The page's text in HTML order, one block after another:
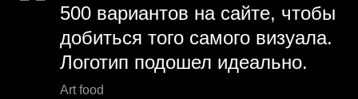
500 вариантов на сайте, чтобы
добиться того самого визуала.
Логотип подошел идеально.
Art food